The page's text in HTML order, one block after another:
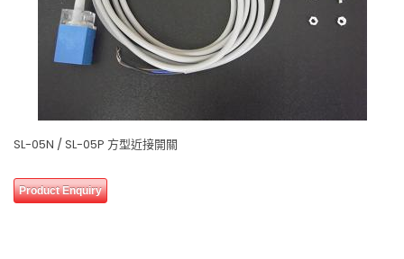
SL-05N / SL-05P 方型近接開關
Product Enquiry